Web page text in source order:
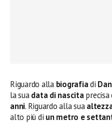
Riguardo allabiografiadi
la suadata di nascitaprecisa
anni. Riguardo alla sua
alto più di un metro e